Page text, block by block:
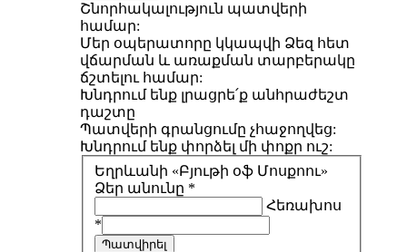
Շնորհակալություն պատվերի
համար:
Մեր օպերատորը կկապվի Ձեզ հետ
վճարման և առաքման տարբերակը
ճշտելու համար:
Խնդրում ենք լրացրե՛ք անհրաժեշտ
դաշտը
Պատվերի գրանցումը չհաջողվեց:
Խնդրում ենք փորձել մի փոքր ուշ:
Եղրևանի «Բյութի օֆ Մոսքոու»
Ձեր անունը *
Հեռախոս
*
Պատվիրել